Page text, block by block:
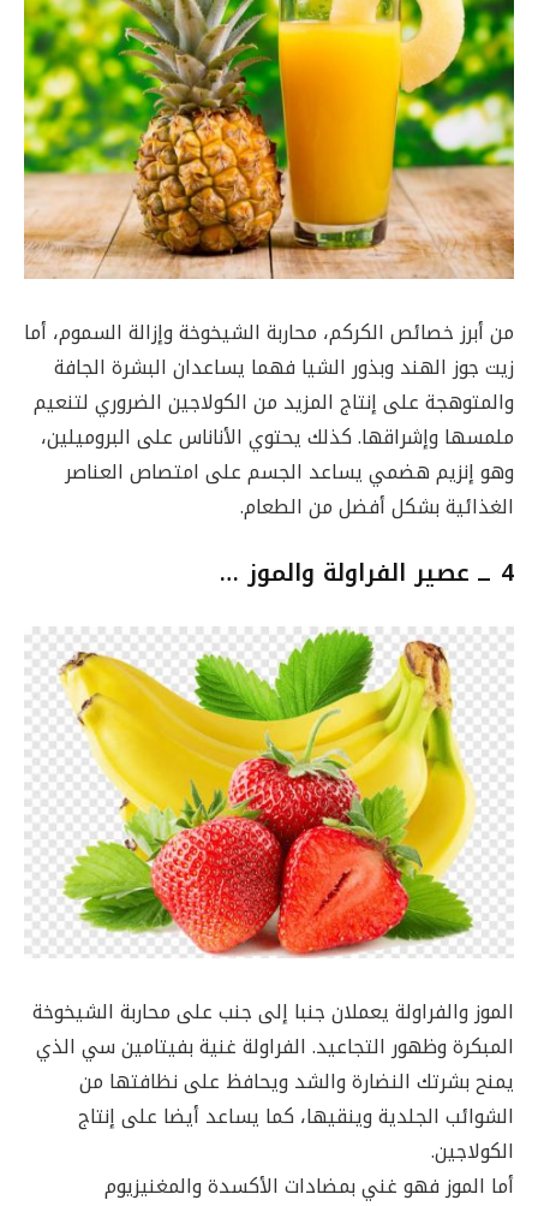
من أبرز خصائص الكركم، محاربة الشيخوخة وإزالة السموم، أما
زيت جوز الهند وبذور الشيا فهما يساعدان البشرة الجافة
والمتوهجة على إنتاج المزيد من الكولاجين الضروري لتنعيم
ملمسها وإشراقها. كذلك يحتوي الأناناس على البروميلين،
وهو إنزيم هضمي يساعد الجسم على امتصاص العناصر
الغذائية بشكل أفضل من الطعام.
4 ــ عصير الفراولة والموز …
الموز والفراولة يعملان جنبا إلى جنب على محاربة الشيخوخة
المبكرة وظهور التجاعيد. الفراولة غنية بفيتامين سي الذي
يمنح بشرتك النضارة والشد ويحافظ على نظافتها من
الشوائب الجلدية وينقيها، كما يساعد أيضا على إنتاج
الكولاجين.
أما الموز فهو غني بمضادات الأكسدة والمغنيزيوم